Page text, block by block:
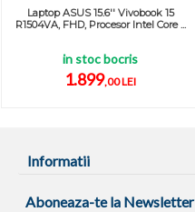
Laptop ASUS 15.6'' Vivobook 15
R1504VA, FHD, Procesor Intel Core ...
in stoc bocris
1.899,00 LEI
Informatii
Aboneaza-te la Newsletter